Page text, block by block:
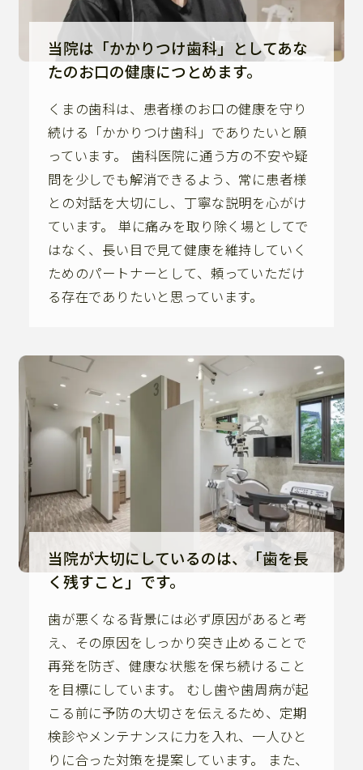
当院は「かかりつけ歯科」としてあな
たのお口の健康につとめます。
くまの歯科は、患者様のお口の健康を守り
続ける「かかりつけ歯科」でありたいと願
っています。 歯科医院に通う方の不安や疑
問を少しでも解消できるよう、常に患者様
との対話を大切にし、丁寧な説明を心がけ
ています。 単に痛みを取り除く場としてで
はなく、長い目で見て健康を維持していく
ためのパートナーとして、頼っていただけ
る存在でありたいと思っています。
当院が大切にしているのは、「歯を長
く残すこと」です。
歯が悪くなる背景には必ず原因があると考
え、その原因をしっかり突き止めることで
再発を防ぎ、健康な状態を保ち続けること
を目標にしています。 むし歯や歯周病が起
こる前に予防の大切さを伝えるため、定期
検診やメンテナンスに力を入れ、一人ひと
りに合った対策を提案しています。 また、